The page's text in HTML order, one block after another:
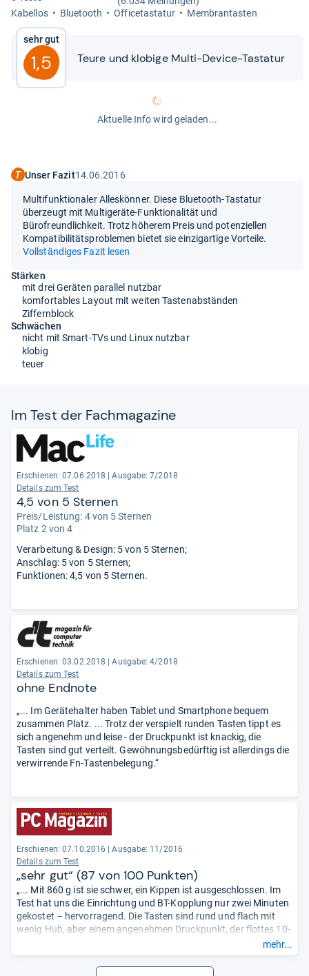
Kabel­los
Blue­tooth Offi­ce­ta­sta­tur Mem­bran­tas­ten
Sehr gut
1,5 Teure und klo­bige Multi-​​Device-​​Tasta­tur
Aktuelle Info wird geladen...
Unser Fazit14.06.2016
Multifunktionaler Alleskönner. Diese Bluetooth-Tastatur
überzeugt mit Multigeräte-Funktionalität und
Bürofreundlichkeit. Trotz höherem Preis und potenziellen
Kompatibilitätsproblemen bietet sie einzigartige Vorteile.
Vollständiges Fazit lesen
Stärken
mit drei Geräten parallel nutzbar
komfortables Layout mit weiten Tastenabständen
Ziffernblock
Schwächen
nicht mit Smart-TVs und Linux nutzbar
klobig
teuer
Im Test der Fach­ma­ga­zine
Erschienen: 07.06.2018 | Ausgabe: 7/2018
Details zum Test
4,5 von 5 Sternen
Preis/Leistung: 4 von 5 Sternen
Platz 2 von 4
Verarbeitung & Design: 5 von 5 Sternen;
Anschlag: 5 von 5 Sternen;
Funktionen: 4,5 von 5 Sternen.
Erschienen: 03.02.2018 | Ausgabe: 4/2018
Details zum Test
ohne Endnote
„... Im Gerätehalter haben Tablet und Smartphone bequem
zusammen Platz. ... Trotz der verspielt runden Tasten tippt es
sich angenehm und leise - der Druckpunkt ist knackig, die
Tasten sind gut verteilt. Gewöhnungsbedürftig ist allerdings die
verwirrende Fn-Tastenbelegung.“
Erschienen: 07.10.2016 | Ausgabe: 11/2016
Details zum Test
„sehr gut“ (87 von 100 Punkten)
„... Mit 860 g ist sie schwer, ein Kippen ist ausgeschlossen. Im
Test hat uns die Einrichtung und BT-Kopplung nur zwei Minuten
gekostet – hervorragend. Die Tasten sind rund und flach mit
wenig Hub, aber einem angenehmen Druckpunkt, der flottes 10-
Finger-Tippen erlaubt. Praktisch sind die Pfeiltasten – zum
freien Navigieren in Texten. ...“
mehr...